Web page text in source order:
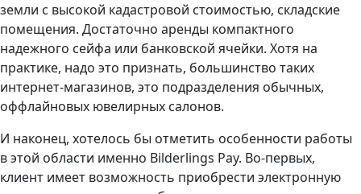
земли с высокой кадастровой стоимостью, складские
помещения. Достаточно аренды компактного
надежного сейфа или банковской ячейки. Хотя на
практике, надо это признать, большинство таких
интернет-магазинов, это подразделения обычных,
оффлайновых ювелирных салонов.
И наконец, хотелось бы отметить особенности работы
в этой области именно Bilderlings Pay. Во-первых,
клиент имеет возможность приобрести электронную